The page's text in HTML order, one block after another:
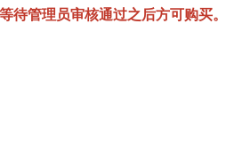
待管理员审核通过之后方可购买。